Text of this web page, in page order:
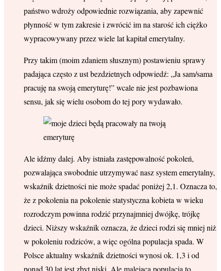
państwo wdroży odpowiednie rozwiązania, aby zapewnić
płynność w tym zakresie i zwrócić im na starość ich ciężko
wypracowywany przez wiele lat kapitał emerytalny.
Przy takim (moim zdaniem słusznym) postawieniu sprawy
padająca często z ust bezdzietnych odpowiedź: „Ja sam/sama
pracuję na swoją emeryturę!” wcale nie jest pozbawiona
sensu, jak się wielu osobom do tej pory wydawało.
Ale idźmy dalej. Aby istniała zastępowalność pokoleń,
pozwalająca swobodnie utrzymywać nasz system emerytalny,
wskaźnik dzietności nie może spadać poniżej 2,1. Oznacza to,
że z pokolenia na pokolenie statystyczna kobieta w wieku
rozrodczym powinna rodzić przynajmniej dwójkę, trójkę
dzieci. Niższy wskaźnik oznacza, że dzieci rodzi się mniej niż
w pokoleniu rodziców, a więc ogólna populacja spada. W
Polsce aktualny wskaźnik dzietności wynosi ok. 1,3 i od